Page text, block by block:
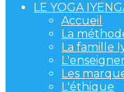
LE YOGA
Accueil
La
La famille
Les
L'éthique